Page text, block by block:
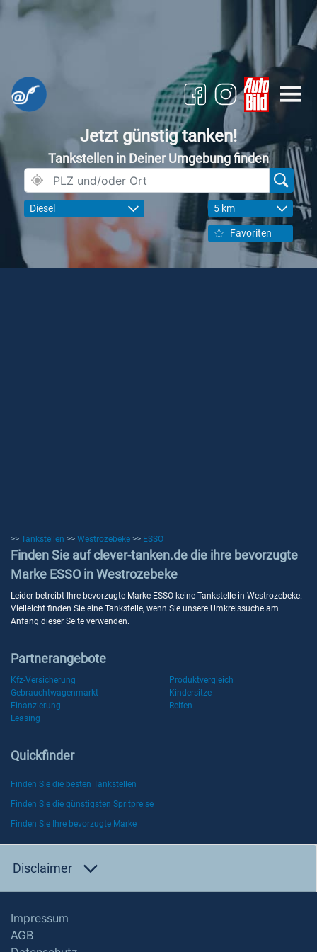
Jetzt günstig tanken!
Tankstellen in Deiner Umgebung finden
Diesel 5 km
Favoriten
>> Tankstellen >> Westrozebeke >> ESSO
Finden Sie auf clever-tanken.de die ihre bevorzugte
Marke ESSO in Westrozebeke
Leider betreibt Ihre bevorzugte Marke ESSO keine Tankstelle in Westrozebeke.
Vielleicht finden Sie eine Tankstelle, wenn Sie unsere Umkreissuche am
Anfang dieser Seite verwenden.
Partnerangebote
Kfz-Versicherung
Produktvergleich
Gebrauchtwagenmarkt
Kindersitze
Finanzierung
Reifen
Leasing
Quickfinder
Finden Sie die besten Tankstellen
Finden Sie die günstigsten Spritpreise
Finden Sie Ihre bevorzugte Marke
Disclaimer
Impressum
AGB